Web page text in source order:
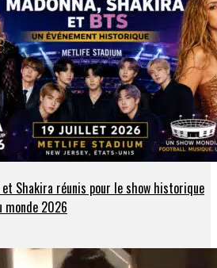
et Shakira réunis pour le show historique
monde 2026